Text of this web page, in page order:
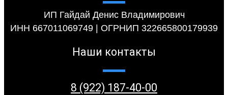
ИП Гайдай Денис Владимирович
ИНН 667011069749 | ОГРНИП 322665800179939
Наши контакты
8 (922) 187-40-00